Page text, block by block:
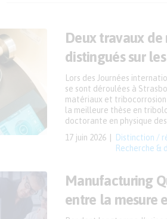
Deux travaux
distingués sur
17 juin 2026 Distinction /
Recherche &
Lors des Journées
se sont déroulées à
matériaux et tribocorrosion
la meilleure thèse en
doctorante en physique
Manufacturing
entre la mesure